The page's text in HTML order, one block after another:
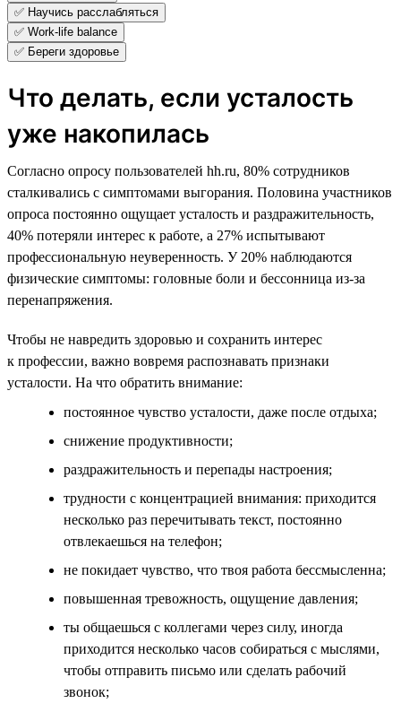
✅ Научись расслабляться
✅ Work-life balance
✅ Береги здоровье
Что делать, если усталость
уже накопилась
Согласно опросу пользователей hh.ru, 80% сотрудников
сталкивались с симптомами выгорания. Половина участников
опроса постоянно ощущает усталость и раздражительность,
40% потеряли интерес к работе, а 27% испытывают
профессиональную неуверенность. У 20% наблюдаются
физические симптомы: головные боли и бессонница из-за
перенапряжения.
Чтобы не навредить здоровью и сохранить интерес
к профессии, важно вовремя распознавать признаки
усталости. На что обратить внимание:
постоянное чувство усталости, даже после отдыха;
снижение продуктивности;
раздражительность и перепады настроения;
трудности с концентрацией внимания: приходится
несколько раз перечитывать текст, постоянно
отвлекаешься на телефон;
не покидает чувство, что твоя работа бессмысленна;
повышенная тревожность, ощущение давления;
ты общаешься с коллегами через силу, иногда
приходится несколько часов собираться с мыслями,
чтобы отправить письмо или сделать рабочий
звонок;